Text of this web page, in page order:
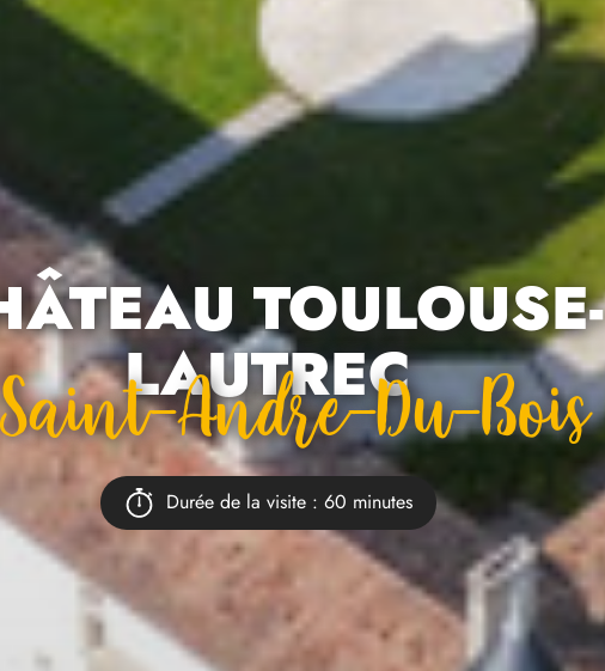
TOULOUSE-
LAUTREC
Saint-Andre-Du-Bois
Durée de la visite : 60 minutes